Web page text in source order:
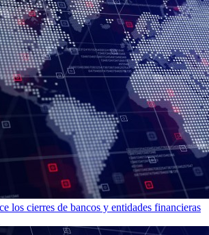
los cierres de bancos y entidades financieras